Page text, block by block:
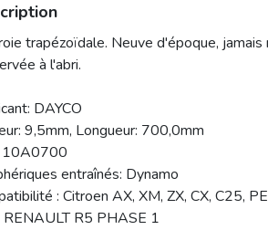
trapézoïdale. Neuve d'époque, jamais
à l'abri.
DAYCO
9,5mm, Longueur: 700,0mm
10A0700
entraînés: Dynamo
: Citroen AX, XM, ZX, CX, C25,
R5 PHASE 1